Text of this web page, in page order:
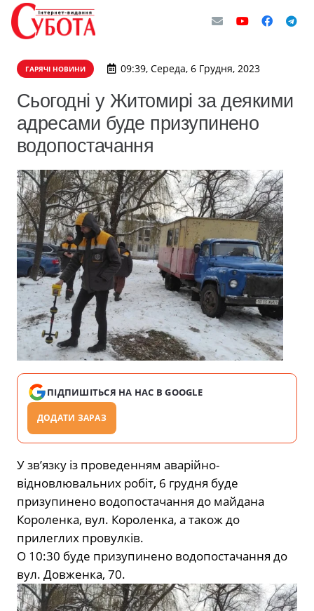
ГАРЯЧІ НОВИНИ 09:39, Середа, 6 Грудня, 2023
Сьогодні у Житомирі за деякими
адресами буде призупинено
водопостачання
ПІДПИШІТЬСЯ НА НАС В GOOGLE
ДОДАТИ ЗАРАЗ
У зв’язку із проведенням аварійно-
відновлювальних робіт, 6 грудня буде
призупинено водопостачання до майдана
Короленка, вул. Короленка, а також до
прилеглих провулків.
О 10:30 буде призупинено водопостачання до
вул. Довженка, 70.